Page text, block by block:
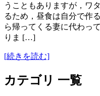
うこともありますが，ワ
るため，昼食は自分で作
ら帰ってくる妻に代わっ
りま […]
[続きを読む]
カテゴリ 一覧